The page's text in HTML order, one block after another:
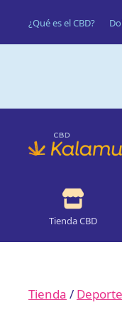
contenido
¿Qué es el CBD?
Tienda CBD
Tienda / Deporte